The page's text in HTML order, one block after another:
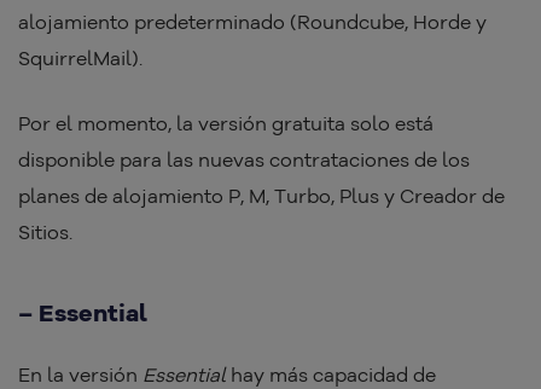
alojamiento predeterminado (Roundcube, Horde y
SquirrelMail).
Por el momento, la versión gratuita solo está
disponible para las nuevas contrataciones de los
planes de alojamiento P, M, Turbo, Plus y Creador de
Sitios.
– Essential
En la versión Essentialhay más capacidad de